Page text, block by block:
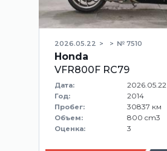
2026.05.22 № 7510
Honda
VFR800F RC79
Дата: 2026.05.22
Год: 2014
Пробег: 30837 км
Объем: 800 cm3
Оценка: 3